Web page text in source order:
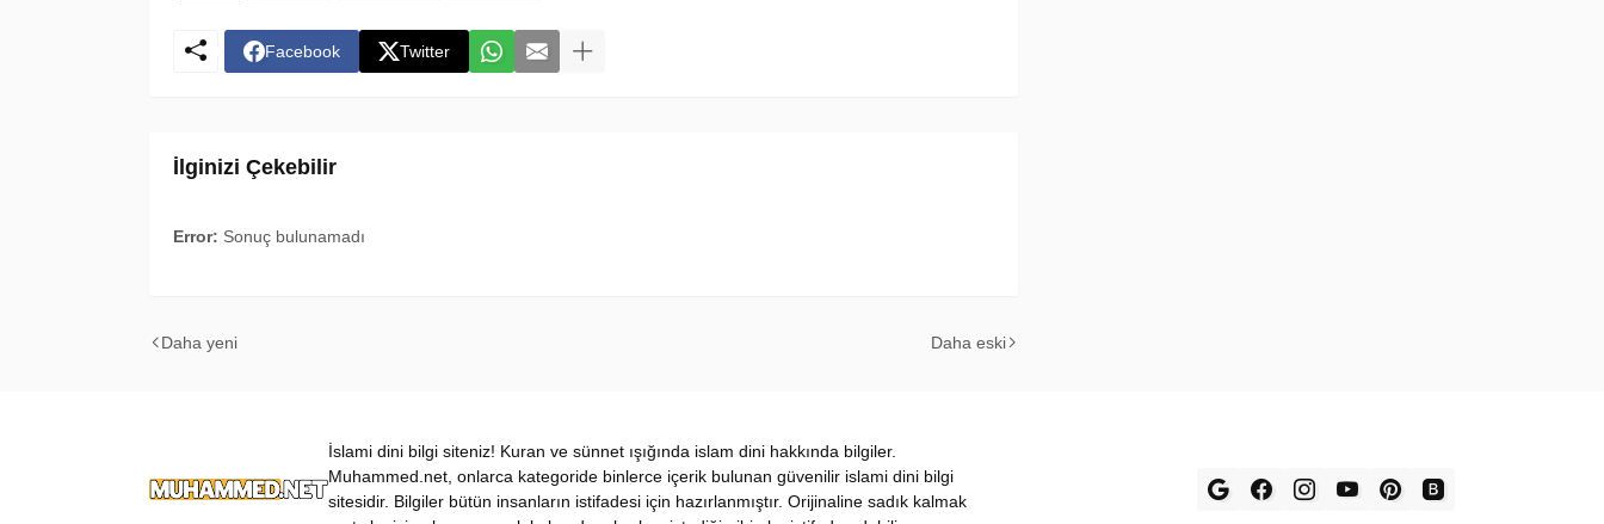
Facebook Twitter
İlginizi Çekebilir
Error: Sonuç bulunamadı
Daha yeni Daha eski
İslami dini bilgi siteniz! Kuran ve sünnet ışığında islam dini hakkında bilgiler.
Muhammed.net, onlarca kategoride binlerce içerik bulunan güvenilir islami dini bilgi
sitesidir. Bilgiler bütün insanların istifadesi için hazırlanmıştır. Orijinaline sadık kalmak